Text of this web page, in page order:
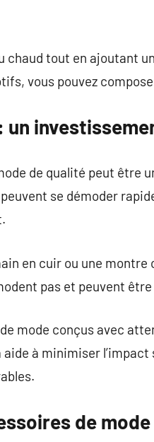
chaud tout en ajoutant
vous pouvez
un
de qualité peut être
se démoder
en cuir ou une
pas et peuvent
mode conçus avec
à minimiser
de mode